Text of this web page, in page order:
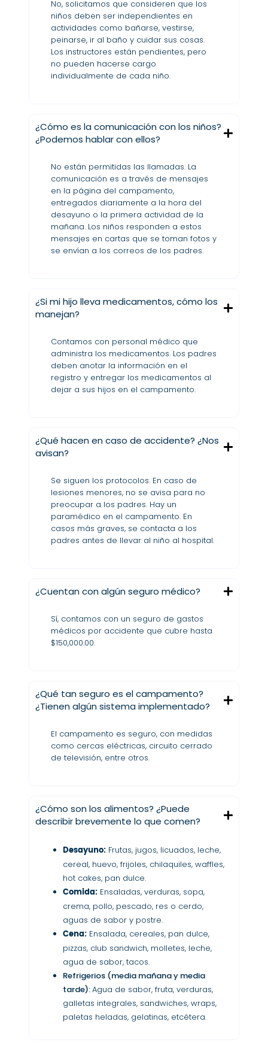
No, solicitamos que consideren que los
niños deben ser independientes en
actividades como bañarse, vestirse,
peinarse, ir al baño y cuidar sus cosas.
Los instructores están pendientes, pero
no pueden hacerse cargo
individualmente de cada niño.
¿Cómo es la comunicación con los niños?
¿Podemos hablar con ellos?
No están permitidas las llamadas. La
comunicación es a través de mensajes
en la página del campamento,
entregados diariamente a la hora del
desayuno o la primera actividad de la
mañana. Los niños responden a estos
mensajes en cartas que se toman fotos y
se envían a los correos de los padres.
¿Si mi hijo lleva medicamentos, cómo los
manejan?
Contamos con personal médico que
administra los medicamentos. Los padres
deben anotar la información en el
registro y entregar los medicamentos al
dejar a sus hijos en el campamento.
¿Qué hacen en caso de accidente? ¿Nos
avisan?
Se siguen los protocolos. En caso de
lesiones menores, no se avisa para no
preocupar a los padres. Hay un
paramédico en el campamento. En
casos más graves, se contacta a los
padres antes de llevar al niño al hospital.
¿Cuentan con algún seguro médico?
Sí, contamos con un seguro de gastos
médicos por accidente que cubre hasta
$150,000.00.
¿Qué tan seguro es el campamento?
¿Tienen algún sistema implementado?
El campamento es seguro, con medidas
como cercas eléctricas, circuito cerrado
de televisión, entre otros.
¿Cómo son los alimentos? ¿Puede
describir brevemente lo que comen?
Desayuno: Frutas, jugos, licuados, leche,
cereal, huevo, frijoles, chilaquiles, waffles,
hot cakes, pan dulce.
Comida: Ensaladas, verduras, sopa,
crema, pollo, pescado, res o cerdo,
aguas de sabor y postre.
Cena: Ensalada, cereales, pan dulce,
pizzas, club sandwich, molletes, leche,
agua de sabor, tacos.
Refrigerios (media mañana y media
tarde):Agua de sabor, fruta, verduras,
galletas integrales, sandwiches, wraps,
paletas heladas, gelatinas, etcétera.